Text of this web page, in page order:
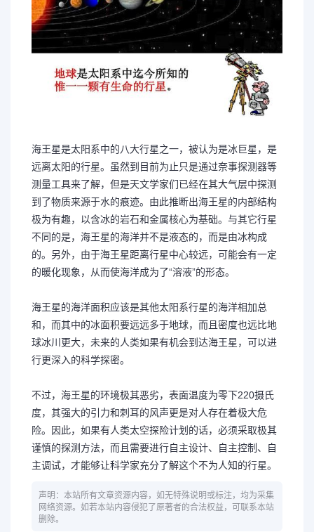
海王星是太阳系中的八大行星之一，被认为是冰巨星，是
远离太阳的行星。虽然到目前为止只是通过奈事探测器等
测量工具来了解，但是天文学家们已经在其大气层中探测
到了物质来源于水的痕迹。由此推断出海王星的内部结构
极为有趣，以含冰的岩石和金属核心为基础。与其它行星
不同的是，海王星的海洋并不是液态的，而是由冰构成
的。另外，由于海王星距离行星中心较远，可能会有一定
的暖化现象，从而使海洋成为了“溶液”的形态。
海王星的海洋面积应该是其他太阳系行星的海洋相加总
和，而其中的冰面积要远远多于地球，而且密度也远比地
球冰川更大，未来的人类如果有机会到达海王星，可以进
行更深入的科学探密。
不过，海王星的环境极其恶劣，表面温度为零下220摄氏
度，其强大的引力和刺耳的风声更是对人存在着极大危
险。因此，如果有人类太空探险计划的话，必须采取极其
谨慎的探测方法，而且需要进行自主设计、自主控制、自
主调试，才能够让科学家充分了解这个不为人知的行星。
声明：本站所有文章资源内容，如无特殊说明或标注，均为采集
网络资源。如若本站内容侵犯了原著者的合法权益，可联系本站
删除。